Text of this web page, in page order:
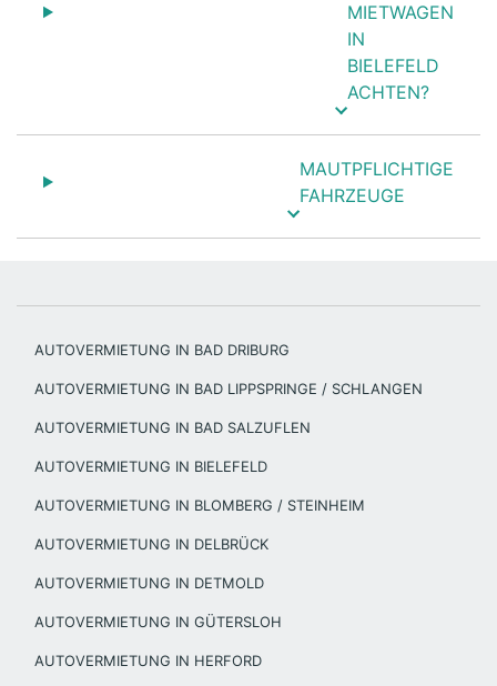
MIETWAGEN
IN
BIELEFELD
ACHTEN?
MAUTPFLICHTIGE
FAHRZEUGE
AUTOVERMIETUNG IN BAD DRIBURG
AUTOVERMIETUNG IN BAD LIPPSPRINGE / SCHLANGEN
AUTOVERMIETUNG IN BAD SALZUFLEN
AUTOVERMIETUNG IN BIELEFELD
AUTOVERMIETUNG IN BLOMBERG / STEINHEIM
AUTOVERMIETUNG IN DELBRÜCK
AUTOVERMIETUNG IN DETMOLD
AUTOVERMIETUNG IN GÜTERSLOH
AUTOVERMIETUNG IN HERFORD